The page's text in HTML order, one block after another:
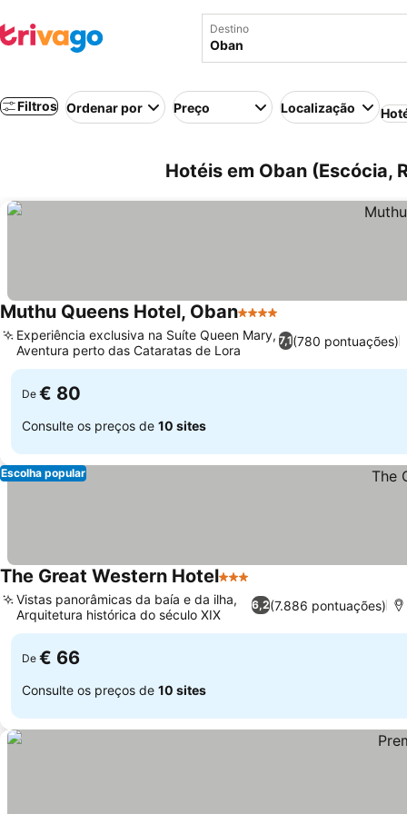
Destino
Filtros Ordenar por Preço Localização
Hotéis em Oban (Escócia,
Muthu Queens Hotel, Oban4 Estrelas
7,1(780 pontuações)
Experiência exclusiva na Suíte Queen Mary,
Aventura perto das Cataratas de Lora
De € 80
Consulte os preços de 10 sites
Escolha popular
The Great Western Hotel3 Estrelas
6,2(7.886 pontuações)
Vistas panorâmicas da baía e da ilha,
Arquitetura histórica do século XIX
De € 66
Consulte os preços de 10 sites